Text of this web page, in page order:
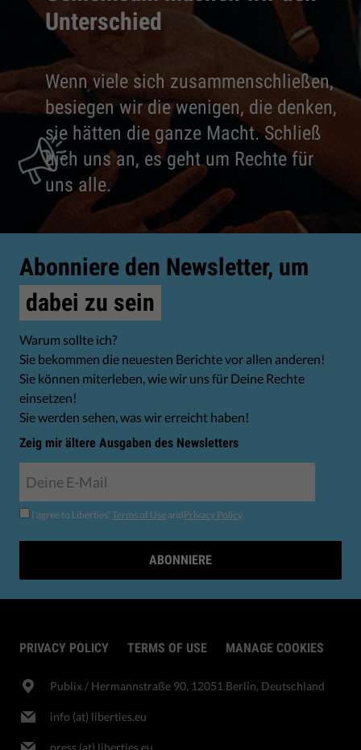
Unterschied
Wenn viele sich zusammenschließen,
besiegen wir die wenigen, die denken,
sie hätten die ganze Macht. Schließ
dich uns an, es geht um Rechte für
uns alle.
Abonniere den Newsletter, um
dabei zu sein
Warum sollte ich?
Sie bekommen die neuesten Berichte vor allen anderen!
Sie können miterleben, wie wir uns für Deine Rechte
einsetzen!
Sie werden sehen, was wir erreicht haben!
Zeig mir ältere Ausgaben des Newsletters
I agree to Liberties' Terms of Use andPrivacy Policy.
ABONNIERE
PRIVACY POLICY TERMS OF USE MANAGE COOKIES
Publix​ / Hermannstraße 90, 12051 Berlin, Deutschland
info (at) liberties.eu